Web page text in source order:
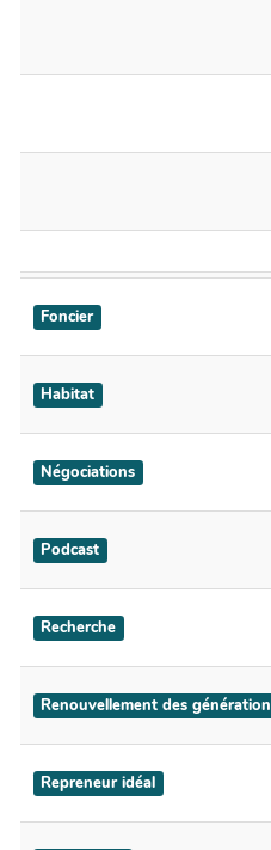
Foncier
Habitat
Négociations
Podcast
Recherche
Renouvellement des génération
Repreneur idéal